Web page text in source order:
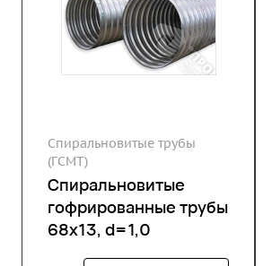
Спиральновитые трубы
(ГСМТ)
Спиральновитые
гофрированные трубы
68х13, d=1,0